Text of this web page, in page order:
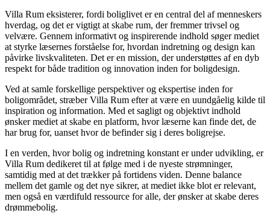
Villa Rum eksisterer, fordi boliglivet er en central del af menneskers
hverdag, og det er vigtigt at skabe rum, der fremmer trivsel og
velvære. Gennem informativt og inspirerende indhold søger mediet
at styrke læsernes forståelse for, hvordan indretning og design kan
påvirke livskvaliteten. Det er en mission, der understøttes af en dyb
respekt for både tradition og innovation inden for boligdesign.
Ved at samle forskellige perspektiver og ekspertise inden for
boligområdet, stræber Villa Rum efter at være en uundgåelig kilde til
inspiration og information. Med et sagligt og objektivt indhold
ønsker mediet at skabe en platform, hvor læserne kan finde det, de
har brug for, uanset hvor de befinder sig i deres boligrejse.
I en verden, hvor bolig og indretning konstant er under udvikling, er
Villa Rum dedikeret til at følge med i de nyeste strømninger,
samtidig med at det trækker på fortidens viden. Denne balance
mellem det gamle og det nye sikrer, at mediet ikke blot er relevant,
men også en værdifuld ressource for alle, der ønsker at skabe deres
drømmebolig.